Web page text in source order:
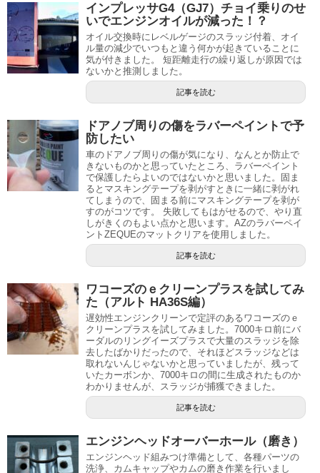
インプレッサG4（GJ7）チョイ乗りのせ
いでエンジンオイルが減った！？
オイル交換時にレベルゲージのスラッジ付着、オイ
ル量の減少でいつもと違う何かが起きていることに
気が付きました。 短距離走行の繰り返しが原因では
ないかと推測しました。
記事を読む
ドアノブ周りの傷をラバーペイントで予
防したい
車のドアノブ周りの傷が気になり、なんとか防止で
きないものかと思っていたところ、ラバーペイント
で保護したらよいのではないかと思いました。固ま
るとマスキングテープを剥がすときに一緒に剥がれ
てしまうので、固まる前にマスキングテープを剥が
すのがコツです。 失敗してもはがせるので、やり直
しがきくのもよい点かと思います。AZのラバーペイ
ントZEQUEのマットクリアを使用しました。
記事を読む
ワコーズのｅクリーンプラスを試してみ
た（アルト HA36S編）
遅効性エンジンクリーンで定評のあるワコーズのｅ
クリーンプラスを試してみました。7000キロ前にバ
ーダルのリングイーズプラスで大量のスラッジを除
去したばかりだったので、それほどスラッジなどは
取れないんじゃないかと思っていましたが、残って
いたカーボンか、7000キロの間に生成されたものか
わかりませんが、スラッジが捕獲できました。
記事を読む
エンジンヘッドオーバーホール（磨き）
エンジンヘッド組みつけ準備として、各種パーツの
洗浄、カムキャップやカムの磨き作業を行いまし